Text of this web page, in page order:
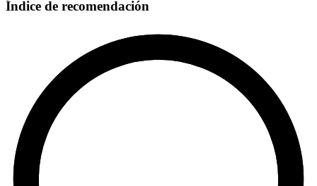
Índice de recomendación